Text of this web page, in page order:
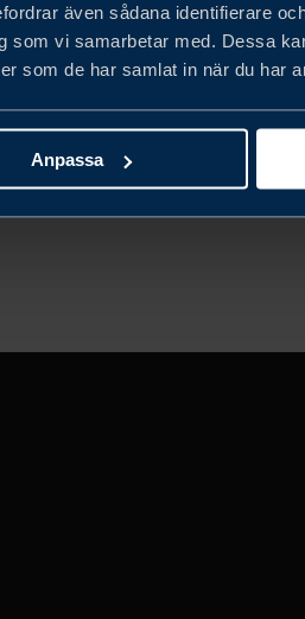
även sådana identifierare
som vi samarbetar med. Dessa
som de har samlat in när du har
Anpassa
OF NORTH-
SPEED
HANOI AND
CITY